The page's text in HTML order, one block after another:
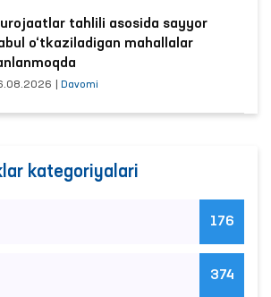
tahlili asosida sayyor
o‘tkaziladigan mahallalar
Davomi
kategoriyalari
176
374